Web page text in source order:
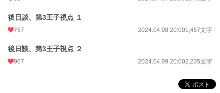
後日談、第3王子視点 １
767 2024.04.08 20:001,457文字
後日談、第3王子視点 ２
967 2024.04.09 20:002,235文字